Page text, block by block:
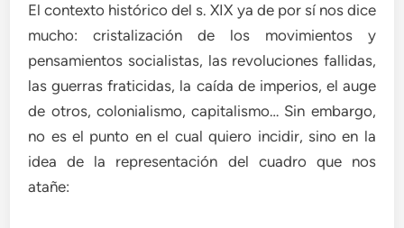
El contexto histórico del s. XIX ya de por sí nos dice
mucho: cristalización de los movimientos y
pensamientos socialistas, las revoluciones fallidas,
las guerras fraticidas, la caída de imperios, el auge
de otros, colonialismo, capitalismo… Sin embargo,
no es el punto en el cual quiero incidir, sino en la
idea de la representación del cuadro que nos
atañe: